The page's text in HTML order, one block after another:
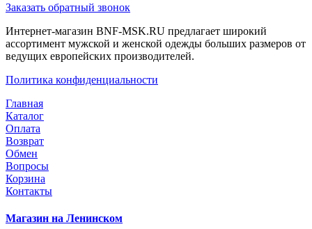
Заказать обратный звонок
Интернет-магазин BNF-MSK.RU предлагает широкий
ассортимент мужской и женской одежды больших размеров от
ведущих европейских производителей.
Политика конфиденциальности
Главная
Каталог
Оплата
Возврат
Обмен
Вопросы
Корзина
Контакты
Магазин на Ленинском